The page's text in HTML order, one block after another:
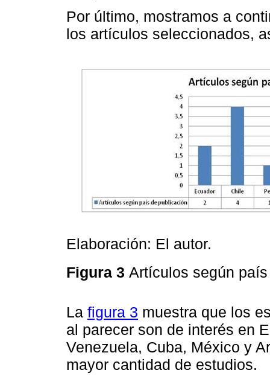
Por último, mostramos a
los artículos seleccionados,
Elaboración: El autor.
Figura 3 Artículos según
La figura 3 muestra que los
al parecer son de interés en
Venezuela, Cuba, México y
mayor cantidad de estudios.